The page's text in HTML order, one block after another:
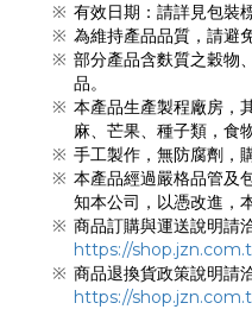
有效日期：請詳見包
為維持產品品質，請避
部分產品含麩質之穀物
品。
本產品生產製程廠房，
麻、芒果、種子類，食
手工製作，無防腐劑，
本產品經過嚴格品管及
知本公司，以憑改進，
商品訂購與運送說明請
https://
商品退換貨政策說明請
https://